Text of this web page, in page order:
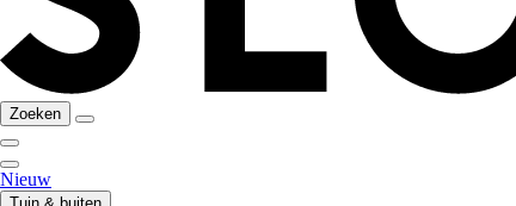
Zoeken
Nieuw